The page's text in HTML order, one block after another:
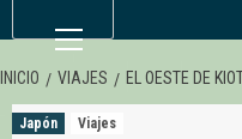
primario
INICIO VIAJES EL OESTE DE
Japón Viajes